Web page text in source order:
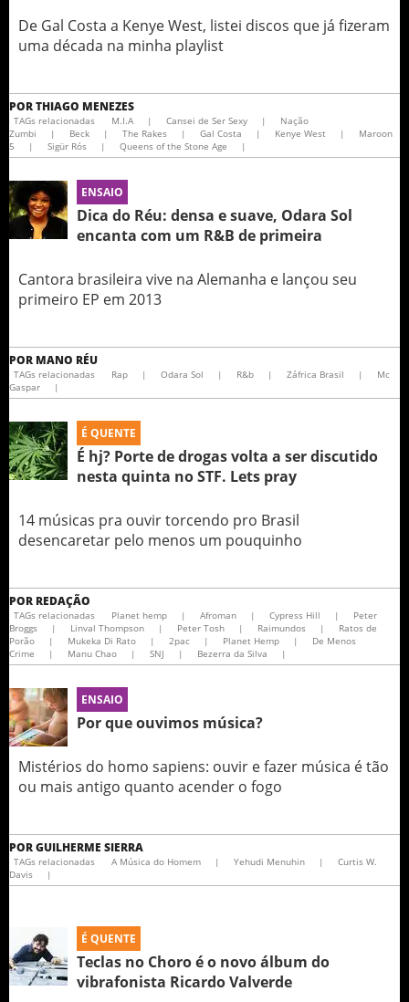
De Gal Costa a Kenye West, listei discos que já fizeram
uma década na minha playlist
PORTHIAGO MENEZES
TAGs relacionadas M.I.A | Cansei de Ser Sexy |
Nação
Zumbi
| Beck | The Rakes | Gal Costa | Kenye West |
Maroon
5
| Sigür Rós | Queens of the Stone Age |
ENSAIO
Dica do Réu: densa e suave, Odara Sol
encanta com um R&B de primeira
Cantora brasileira vive na Alemanha e lançou seu
primeiro EP em 2013
POR MANO RÉU
TAGs relacionadas Rap | Odara Sol | R&b | Záfrica Brasil |
Mc
Gaspar
|
É QUENTE
É hj? Porte de drogas volta a ser discutido
nesta quinta no STF. Lets pray
14 músicas pra ouvir torcendo pro Brasil
desencaretar pelo menos um pouquinho
POR REDAÇÃO
TAGs relacionadas Planet hemp | Afroman | Cypress Hill |
Peter
Broggs
| Linval Thompson | Peter Tosh | Raimundos |
Ratos de
Porão
| Mukeka Di Rato | 2pac | Planet Hemp |
De Menos
Crime
| Manu Chao | SNJ | Bezerra da Silva |
ENSAIO
Por que ouvimos música?
Mistérios do homo sapiens: ouvir e fazer música é tão
ou mais antigo quanto acender o fogo
PORGUILHERME SIERRA
TAGs relacionadas A Música do Homem | Yehudi Menuhin |
Curtis W.
Davis
|
É QUENTE
Teclas no Choro é o novo álbum do
vibrafonista Ricardo Valverde